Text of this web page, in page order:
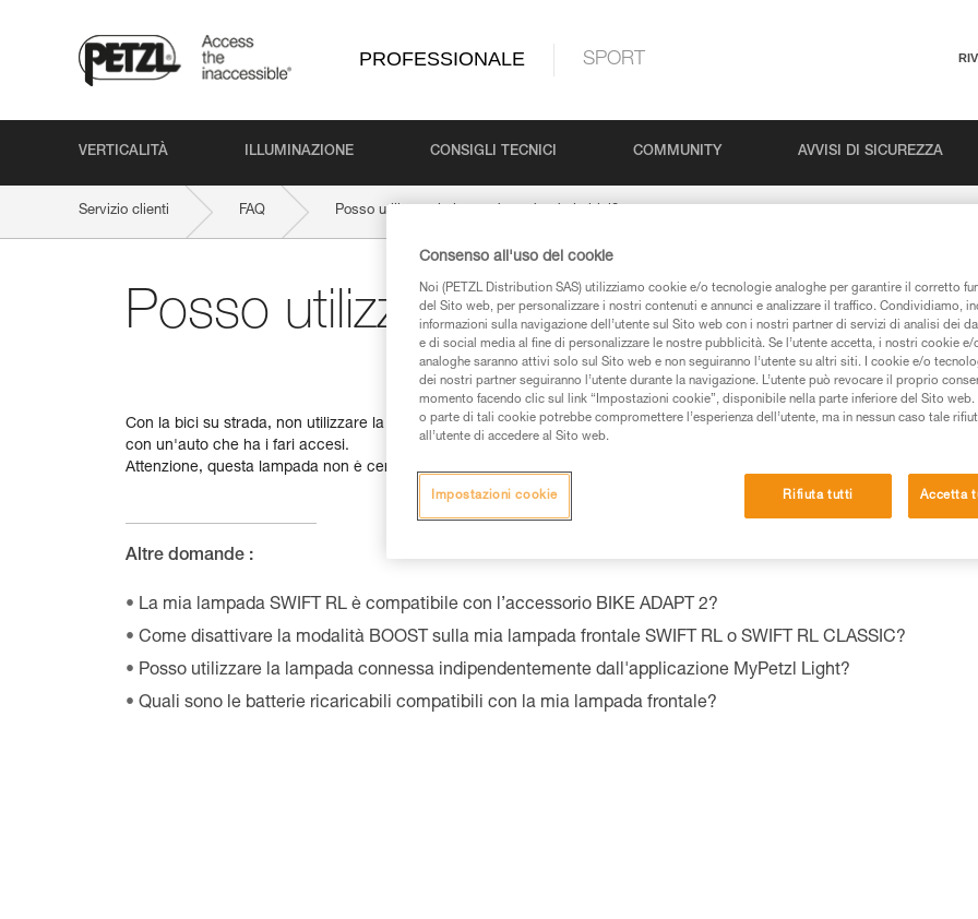
PROFESSIONALE SPORT
VERTICALITÀ ILLUMINAZIONE CONSIGLI TECNICI COMMUNITY AVVISI DI SICUREZZA
Servizio clienti FAQ Posso utilizzare la lampada andando in bici?
Posso utilizzare la lampada andando
Con la bici su strada, non utilizzare la lampada in modalità REACTIVE LIGHTING: esiste il rischio di spegnimento parziale
con un'auto che ha i fari accesi.
Attenzione, questa lampada non è certificata per essere utilizzata su strada.
Altre domande :
La mia lampada SWIFT RL è compatibile con l’accessorio BIKE ADAPT 2?
Come disattivare la modalità BOOST sulla mia lampada frontale SWIFT RL o SWIFT RL CLASSIC?
Posso utilizzare la lampada connessa indipendentemente dall'applicazione MyPetzl Light?
Quali sono le batterie ricaricabili compatibili con la mia lampada frontale?
Consenso all'uso dei cookie
Noi (PETZL Distribution SAS) utilizziamo cookie e/o tecnologie analoghe per garantire il corretto
del Sito web, per personalizzare i nostri contenuti e annunci e analizzare il traffico. Condividiamo,
informazioni sulla navigazione dell’utente sul Sito web con i nostri partner di servizi di analisi dei
e di social media al fine di personalizzare le nostre pubblicità. Se l’utente accetta, i nostri cookie
analoghe saranno attivi solo sul Sito web e non seguiranno l’utente su altri siti. I cookie e/o
dei nostri partner seguiranno l’utente durante la navigazione. L’utente può revocare il proprio
momento facendo clic sul link “Impostazioni cookie”, disponibile nella parte inferiore del Sito
o parte di tali cookie potrebbe compromettere l’esperienza dell’utente, ma in nessun caso tale
all’utente di accedere al Sito web.
Rifiuta tutti Accetta
Impostazioni cookie